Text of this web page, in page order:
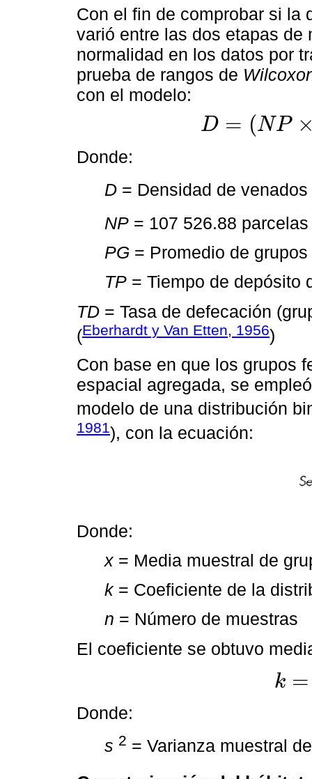
Con el fin de comprobar si la
varió entre las dos etapas de
normalidad en los datos por
prueba de rangos de
con el modelo:
D = (NP
D=(N P×P )/ (T P×T
Donde:
D = Densidad de
NP = 107 526.88
PG = Promedio de
TP = Tiempo de depósito
TD = Tasa de defecación
(Eberhardt y Van Etten, 1956)
Con base en que los grupos
espacial agregada, se
modelo de una distribución
1981), con la ecuación:
Donde:
x = Media muestral de
k= Coeficiente de la
n = Número de muestras
El coeficiente se obtuvo
k =
k=x 2/s2
Donde:
s 2 = Varianza muestral